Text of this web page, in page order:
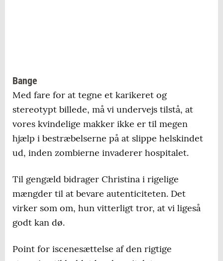
Bange
Med fare for at tegne et karikeret og
stereotypt billede, må vi undervejs tilstå, at
vores kvindelige makker ikke er til megen
hjælp i bestræbelserne på at slippe helskindet
ud, inden zombierne invaderer hospitalet.
Til gengæld bidrager Christina i rigelige
mængder til at bevare autenticiteten. Det
virker som om, hun vitterligt tror, at vi ligeså
godt kan dø.
Point for iscenesættelse af den rigtige